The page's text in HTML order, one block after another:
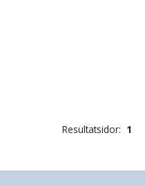
Resultatsidor: 1